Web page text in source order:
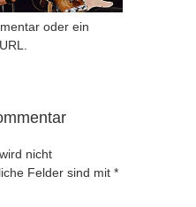
oder ein
nicht
Felder sind mit *